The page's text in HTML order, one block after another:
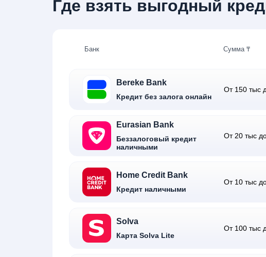
Где взять выгодный
Банк Сумма ₸
Bereke Bank
Кредит без залога онлайн
От 150 тыс
Eurasian Bank
Беззалоговый кредит
наличными
От 20 тыс
Home Credit Bank
Кредит наличными
От 10 тыс
Solva
Карта Solva Lite
От 100 тыс